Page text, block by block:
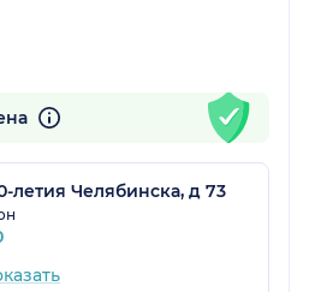
летия Челябинска, д 73